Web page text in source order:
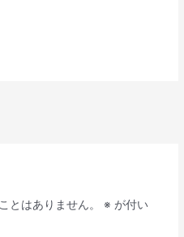
とはありません。 ※ が付い